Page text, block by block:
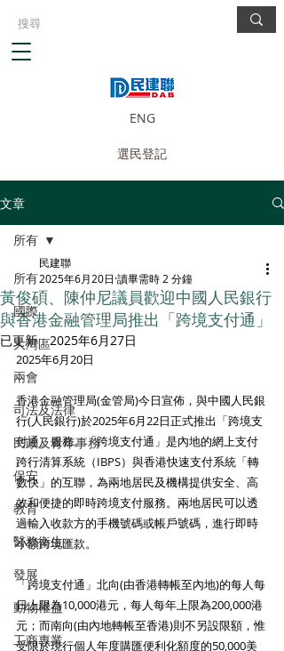
ENG
選民登記
文章
所有
國際
大灣區
兩會
司法及法律
民政及青年事務
保安
教育
醫務衛生
發展
動物權益
工商專業
所有
黃俊碩、陳仲尼議員歡迎中國人民銀行
與香港金融管理局推出「跨境支付通」
民建聯
2025年6月20日 讀畢需時 2 分鐘
已更新：2025年6月27日
2025年6月20日
香港金融管理局(金管局)今日宣佈，與中國人民銀
行(人民銀行)於2025年6月22日正式推出「跨境支
付通」服務。「跨境支付通」是內地的網上支付
跨行清算系統（IBPS）與香港快速支付系統「轉
數快」的互聯，為兩地居民及機構提供安全、高
效和便捷的即時跨境支付服務。兩地居民可以透
過輸入收款方的手機號碼或帳戶號碼，進行即時
小額跨境匯款。
「跨境支付通」北向(由香港轉帳至內地)的每人每
日上限為10,000港元，每人每年上限為200,000港
元；而南向(由內地轉帳至香港)則不另設限額，惟
受限於現行個人年度購匯便利化額度的50,000美